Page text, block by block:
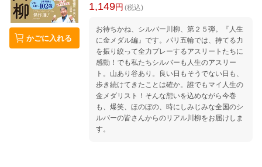
原画があるので初心者の方は取りかかりやす
かいの参考になります。 ・ 「絵心がないか
ら……」「不器用だから……」と尻込みしてい
る方にこそ、「大人の塗り絵」はおすすめで
す。 塗り絵はやり方とコツさえ分かれば、誰で
も上手に、素敵な作品ができあがります。
かごに入れる
1,149円 (税込)
お待ちかね、シルバー川柳、第２５弾。『人生
に金メダル編』です。パリ五輪では、持てる力
を振り絞って全力プレーするアスリートたちに
感動！でも私たちシルバーも人生のアスリー
ト。山あり谷あり。良い日もそうでない日も、
歩き続けてきたことは確か。誰でもマイ人生の
金メダリスト！そんな想いを込めながら今巻
も、爆笑、ほのぼの、時にしみじみな全国のシ
ルバーの皆さんからのリアル川柳をお届けしま
す。